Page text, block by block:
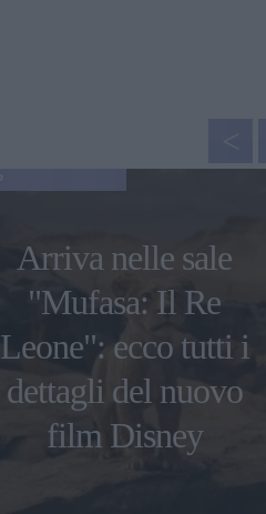
Arriva nelle sale
"Mufasa: Il Re
Leone": ecco tutti i
dettagli del nuovo
film Disney